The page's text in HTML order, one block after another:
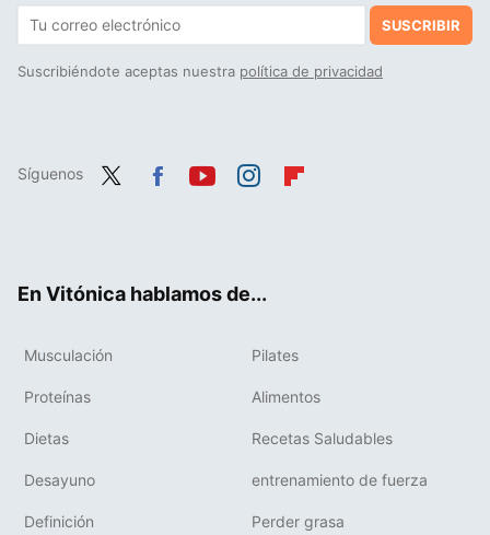
SUSCRIBIR
Suscribiéndote aceptas nuestra política de privacidad
Síguenos
En Vitónica hablamos de...
Musculación Pilates
Proteínas Alimentos
Dietas Recetas Saludables
Desayuno entrenamiento de fuerza
Definición Perder grasa